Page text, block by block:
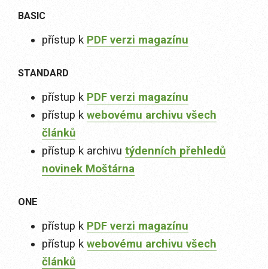
BASIC
přístup k PDF verzi magazínu
STANDARD
přístup k PDF verzi magazínu
přístup k webovému archivu všech
článků
přístup k archivu týdenních přehledů
novinek Moštárna
ONE
přístup k PDF verzi magazínu
přístup k webovému archivu všech
článků